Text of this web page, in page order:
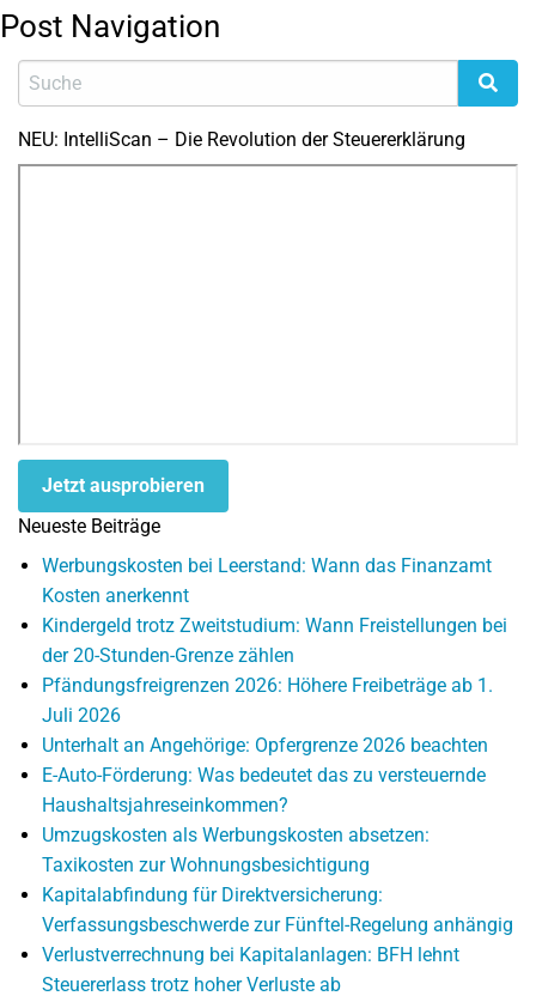
Post Navigation
NEU: IntelliScan – Die Revolution der Steuererklärung
Jetzt ausprobieren
Neueste Beiträge
Werbungskosten bei Leerstand: Wann das Finanzamt
Kosten anerkennt
Kindergeld trotz Zweitstudium: Wann Freistellungen bei
der 20-Stunden-Grenze zählen
Pfändungsfreigrenzen 2026: Höhere Freibeträge ab 1.
Juli 2026
Unterhalt an Angehörige: Opfergrenze 2026 beachten
E-Auto-Förderung: Was bedeutet das zu versteuernde
Haushaltsjahreseinkommen?
Umzugskosten als Werbungskosten absetzen:
Taxikosten zur Wohnungsbesichtigung
Kapitalabfindung für Direktversicherung:
Verfassungsbeschwerde zur Fünftel-Regelung anhängig
Verlustverrechnung bei Kapitalanlagen: BFH lehnt
Steuererlass trotz hoher Verluste ab